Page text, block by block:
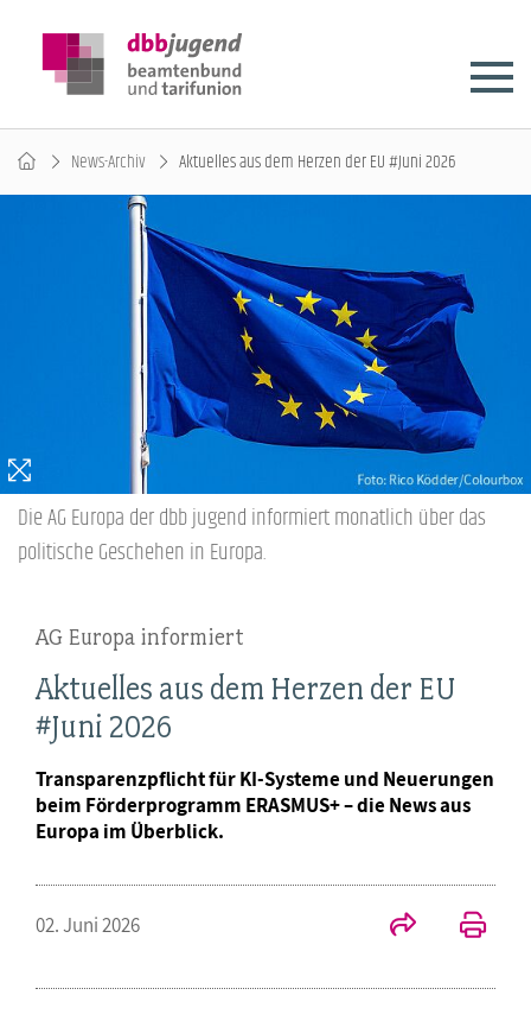
News-Archiv Aktuelles aus dem Herzen der EU #Juni 2026
Die AG Europa der dbb jugend informiert monatlich über das
politische Geschehen in Europa.
AG Europa informiert
Aktuelles aus dem Herzen der EU
#Juni 2026
Transparenzpflicht für KI-Systeme und Neuerungen
beim Förderprogramm ERASMUS+ – die News aus
Europa im Überblick.
02. Juni 2026